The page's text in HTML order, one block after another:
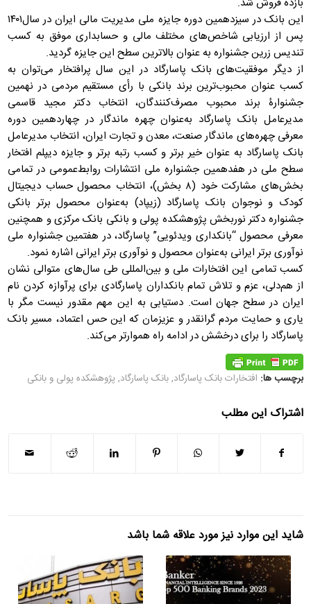
این بانک در سیزدهمین دوره جایزه ملی مدیریت مالی ایران در سال۱۴۰۱
پس از ارزیابی شاخص‌های مختلف مالی و حسابداری موفق به کسب
تندیس زرین جشنواره به عنوان بالاترین سطح این جایزه گردید.
از دیگر موفقیت‌های بانک پاسارگاد در این سال پرافتخار می‌توان به
کسب عنوان محبوب‌ترین برند بانکی با رأی مستقیم مردمی در نهمین
جشنوارۀ برند محبوب مصرف‌کنندگان، انتخاب دکتر مجید قاسمی
مدیرعامل بانک پاسارگاد به‌عنوان چهره‌ ماندگار در چهاردهمین دوره
معرفی چهره‌های ماندگار صنعت، معدن و تجارت ایران، انتخاب مدیرعامل
بانک پاسارگاد به عنوان خیر برتر و کسب رتبه برتر و جایزه دیپلم افتخار
سطح ملی در هفدهمین جشنواره ملی انتشارات روابط‌عمومی در تمامی
بخش‌های مشارکت خود (۸ بخش)، انتخاب محصول حساب دیجیتال
کودک و نوجوان بانک پاسارگاد (زیپاد) به‌عنوان محصول برتر بانکی
جشنواره دکتر نوربخش پژوهشکده پولی و بانکی بانک مرکزی و همچنین
معرفی محصول “بانکداری ویدئویی” پاسارگاد، در هفتمین جشنواره ملی
نوآوری برتر ایرانی به‌عنوان محصول و نوآوری‌ برتر ایرانی اشاره نمود.
کسب تمامی این افتخارات ملی و بین‌المللی طی سال‌های متوالی نشان
از هم‌دلی، عزم و تلاش تمام بانکداران پاسارگادی برای پرآوازه کردن نام
ایران در سطح جهان است. دستیابی به این مهم مقدور نیست مگر با
یاری و حمایت مردم گرانقدر و عزیزمان که این حس اعتماد، مسیر بانک
پاسارگاد را برای درخشش در ادامه راه هموارتر می‌کند.
برچسب ها: افتخارات بانک پاسارگاد,بانک پاسارگاد,پژوهشکده پولی و بانکی
اشتراک این مطلب
شاید این موارد نیز مورد علاقه شما باشد